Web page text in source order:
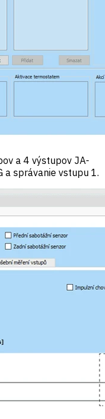
a 4 výstupov JA-
a správanie vstupu 1.